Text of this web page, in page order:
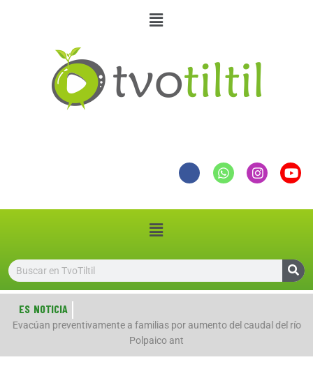
ES NOTICIA
Evacúan preventivamente a familias por aumento del caudal del río
Polpaico ant